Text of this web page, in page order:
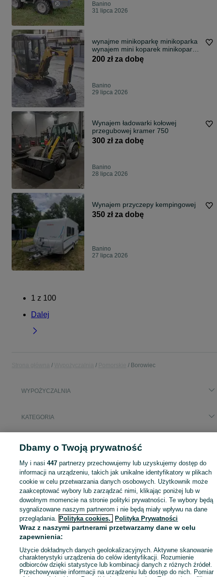
Banino
31 lipca 2026
wynajme minikoparkę minikoparka
wynajem mini koparek minikoparek
TANIO wypożyczalnia młot
200 zł za dobę
Banino
29 lipca 2026
Wynajem ładowarki kołowej
przegubowej kramer 750
300 zł za dobę
Banino
28 lipca 2026
Wynajem przyczepy kempingowej
350 zł za dobę
Banino
27 lipca 2026
1 z 100
Dalej
Borowiec
WYPOŻYCZALNIA
KATEGORIA
Mapa kategorii
Mapa miejscowości
Mapa ministron
Popularne wyszukiwania
Dbamy o Twoją prywatność
My i nasi447 partnerzy przechowujemy lub uzyskujemy dostęp do
informacji na urządzeniu, takich jak unikalne identyfikatory w plikach
cookie w celu przetwarzania danych osobowych. Użytkownik może
zaakceptować wybory lub zarządzać nimi, klikając poniżej lub w
dowolnym momencie na stronie polityki prywatności. Te wybory będą
sygnalizowane naszym partnerom i nie będą miały wpływu na dane
przeglądania. Polityka cookies, Polityka Prywatności
Wraz z naszymi partnerami przetwarzamy dane w celu
zapewnienia:
Użycie dokładnych danych geolokalizacyjnych. Aktywne skanowanie
charakterystyki urządzenia do celów identyfikacji. Rozumienie
odbiorców dzięki statystyce lub kombinacji danych z różnych źródeł.
Przechowywanie informacji na urządzeniu lub dostęp do nich. Pomiar